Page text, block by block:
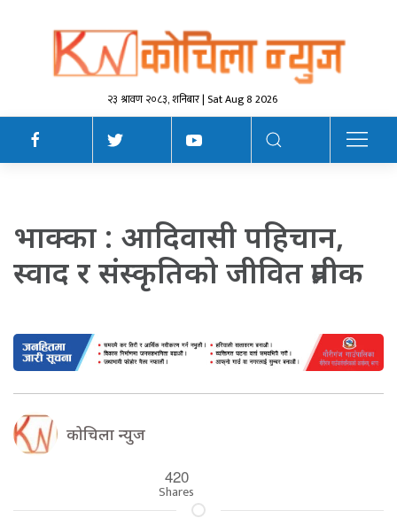
२३ श्रावण २०८३, शनिबार | Sat Aug 8 2026
भाक्का : आदिवासी पहिचान,
स्वाद र संस्कृतिको जीवित प्रतीक
कोचिला न्युज
420
Shares